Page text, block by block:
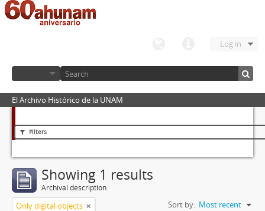
Log in
El Archivo Histórico de la UNAM
Filters
Showing 1 results
Archival description
Only digital objects Sort by: Most recent